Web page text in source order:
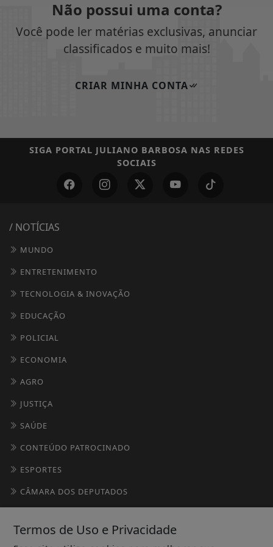
Não possui uma conta?
Você pode ler matérias exclusivas, anunciar
classificados e muito mais!
CRIAR MINHA CONTA
SIGA PORTAL JULIANO BARBOSA NAS REDES
SOCIAIS
/ NOTÍCIAS
MUNDO
ENTRETENIMENTO
TECNOLOGIA & INOVAÇÃO
EDUCAÇÃO
POLICIAL
ECONOMIA
AGRO
JUSTIÇA
SAÚDE
CONTEÚDO PATROCINADO
ESPORTES
CÂMARA DOS DEPUTADOS
GERAL
Termos de Uso e Privacidade